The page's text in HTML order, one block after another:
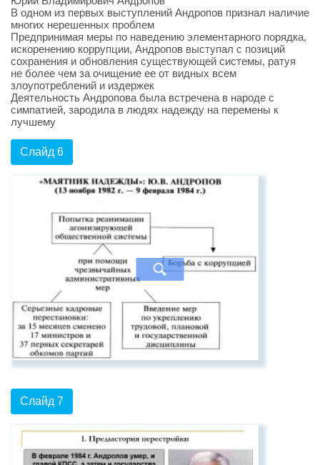
В одном из первых выступлений Андропов признал наличие
многих нерешенных проблем
Предпринимая меры по наведению элементарного порядка,
искоренению коррупции, Андропов выступал с позиций
сохранения и обновления существующей системы, ратуя
не более чем за очищение ее от видных всем
злоупотреблений и издержек
Деятельность Андропова была встречена в народе с
симпатией, зародила в людях надежду на перемены к
лучшему
Слайд 6
Слайд 7